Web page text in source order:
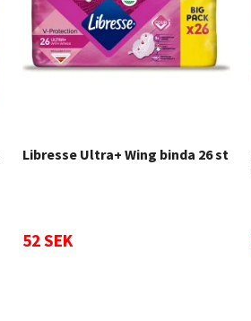
Libresse Ultra+ Wing binda 26 st
52 SEK